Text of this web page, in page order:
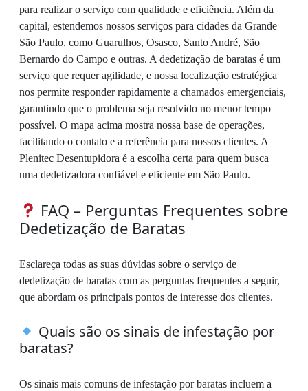
para realizar o serviço com qualidade e eficiência. Além da
capital, estendemos nossos serviços para cidades da Grande
São Paulo, como Guarulhos, Osasco, Santo André, São
Bernardo do Campo e outras. A dedetização de baratas é um
serviço que requer agilidade, e nossa localização estratégica
nos permite responder rapidamente a chamados emergenciais,
garantindo que o problema seja resolvido no menor tempo
possível. O mapa acima mostra nossa base de operações,
facilitando o contato e a referência para nossos clientes. A
Plenitec Desentupidora é a escolha certa para quem busca
uma dedetizadora confiável e eficiente em São Paulo.
FAQ – Perguntas Frequentes sobre
Dedetização de Baratas
Esclareça todas as suas dúvidas sobre o serviço de
dedetização de baratas com as perguntas frequentes a seguir,
que abordam os principais pontos de interesse dos clientes.
Quais são os sinais de infestação por
baratas?
Os sinais mais comuns de infestação por baratas incluem a